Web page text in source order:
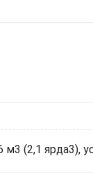
(2,1 ярда3),